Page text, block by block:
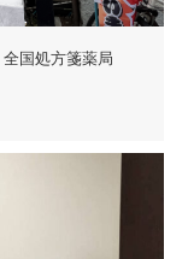
国処方箋薬局